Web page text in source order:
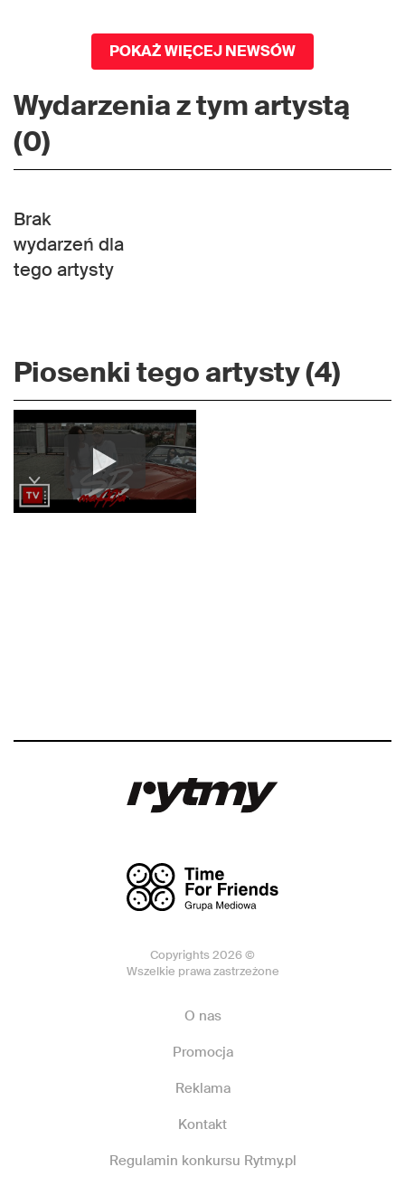
POKAŻ WIĘCEJ NEWSÓW
Wydarzenia z tym artystą
(0)
Brak
wydarzeń dla
tego artysty
Piosenki tego artysty (4)
Copyrights 2026 ©
Wszelkie prawa zastrzeżone
O nas
Promocja
Reklama
Kontakt
Regulamin konkursu Rytmy.pl